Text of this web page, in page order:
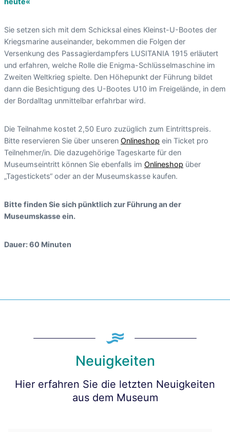
Sie setzen sich mit dem Schicksal eines Kleinst-U-Bootes der
Kriegsmarine auseinander, bekommen die Folgen der
Versenkung des Passagierdampfers LUSITANIA 1915 erläutert
und erfahren, welche Rolle die Enigma-Schlüsselmaschine im
Zweiten Weltkrieg spielte. Den Höhepunkt der Führung bildet
dann die Besichtigung des U-Bootes U10 im Freigelände, in dem
der Bordalltag unmittelbar erfahrbar wird.
Die Teilnahme kostet 2,50 Euro zuzüglich zum Eintrittspreis.
Bitte reservieren Sie über unseren Onlineshop ein Ticket pro
Teilnehmer/in. Die dazugehörige Tageskarte für den
Museumseintritt können Sie ebenfalls im Onlineshop über
„Tagestickets“ oder an der Museumskasse kaufen.
Bitte finden Sie sich pünktlich zur Führung an der
Museumskasse ein.
Dauer: 60 Minuten
Neuigkeiten
Hier erfahren Sie die letzten Neuigkeiten
aus dem Museum